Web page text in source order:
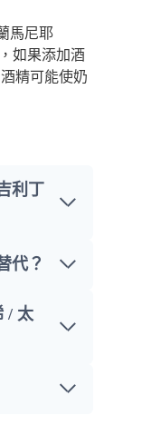
馬尼耶
如果添加酒
精可能使奶
利丁
代？
/ 太